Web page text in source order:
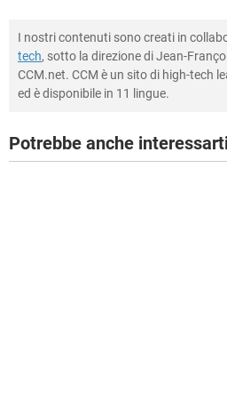
I nostri contenuti sono creati in
tech, sotto la direzione di Jean-
CCM.net. CCM è un sito di high-tech
ed è disponibile in 11 lingue.
Potrebbe anche